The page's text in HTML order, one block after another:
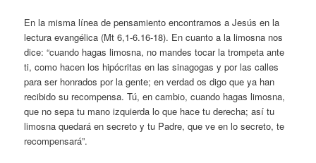
En la misma línea de pensamiento encontramos a Jesús en la
lectura evangélica (Mt 6,1-6.16-18). En cuanto a la limosna nos
dice: “cuando hagas limosna, no mandes tocar la trompeta ante
ti, como hacen los hipócritas en las sinagogas y por las calles
para ser honrados por la gente; en verdad os digo que ya han
recibido su recompensa. Tú, en cambio, cuando hagas limosna,
que no sepa tu mano izquierda lo que hace tu derecha; así tu
limosna quedará en secreto y tu Padre, que ve en lo secreto, te
recompensará”.